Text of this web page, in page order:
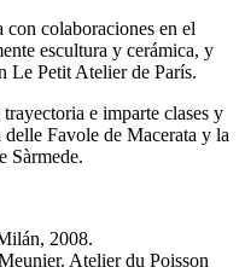
con colaboraciones en el
escultura y cerámica, y
Le Petit Atelier de París.
e imparte clases y
Favole de Macerata y la
Sàrmede.
2008.
Atelier du Poisson